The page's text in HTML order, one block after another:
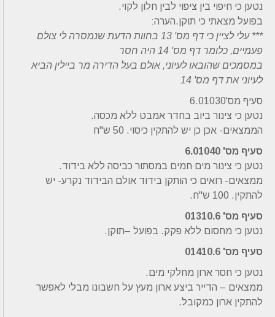
נטען כי חיפוי בין ציפוי לבין חלון לקוי.
בפועל מצאתי כי תוקן.הערה:
*** עלי לציין כי דף מס' 13 בחוות הדעת שנמסרה לי צולם
פעמיים, כלומר דף מס' 14 היה חסר
במסמכים שהובאו לעיוני, אולם בעל הדירה מר ביילין הביא
לעיוני את דף מס' 14
סעיף מס'6.01030
נטען כי צינור ביוב בחדר אמבט ללא מכסה.
הממצאים- אכן כן יש להתקין כיסוי. 50 ש"ח
סעיף מס' 6.01040
נטען כי צינור מים חמים במסתור כביסה ללא בידוד.
ממצאים- רואים כי הותקן בידוד אולם הבידוד נקרע- יש
להתקין. 100 ש"ח.
סעיף מס' 01310.6
נטען כי מחסום ללא פקק. בפועל –תוקן.
סעיף מס' 01410.6
נטען כי חסר ארון מחלקי מים.
ממצאים – הדייר ביצע ארון מעץ על חשבונו מבלי לאפשר
להתקין ארון כמקובל.